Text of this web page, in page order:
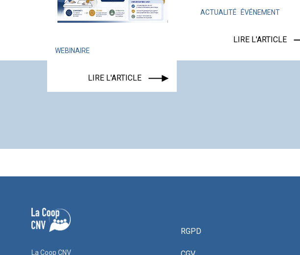
WEBINAIRE
LIRE L'ARTICLE
ACTUALITÉ ÉVÉNEMENT
LIRE L'ARTICLE
La Coop CNV
RGPD